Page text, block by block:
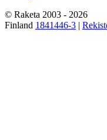
© Raketa 2003 - 2026
Finland 1841446-3 |